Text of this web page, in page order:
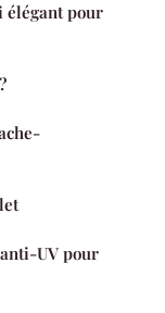
élégant pour
UV pour